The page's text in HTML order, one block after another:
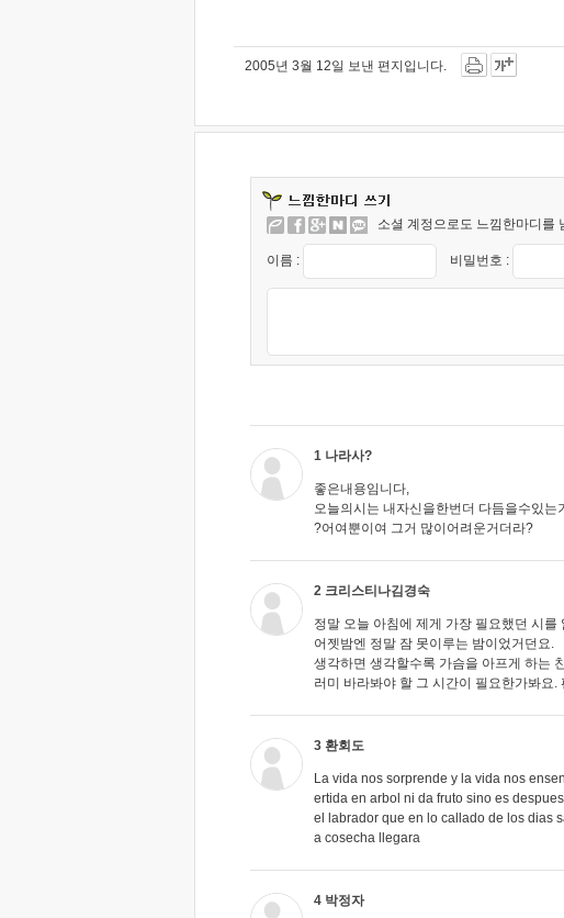
2005년 3월 12일 보낸 편지입니다.
소셜 계정으로도 느낌한마디를
이름 : 비밀번호 :
1 나라사?
좋은내용임니다,
오늘의시는 내자신을한번더 다듬을수있는
?어여뿐이여 그거 많이어려운거더라?
2 크리스티나김경숙
정말 오늘 아침에 제게 가장 필요했던 시를
어젯밤엔 정말 잠 못이루는 밤이었거던요.
생각하면 생각할수록 가슴을 아프게 하는
러미 바라봐야 할 그 시간이 필요한가봐요.
3 환회도
La vida nos sorprende y la vida nos
ertida en arbol ni da fruto sino es
el labrador que en lo callado de los dias
a cosecha llegara
4 박정자